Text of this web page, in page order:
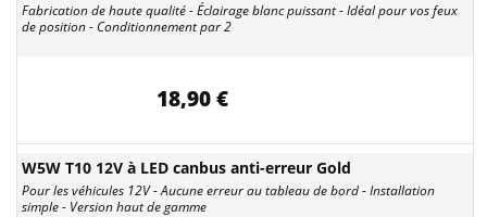
Fabrication de haute qualité - Éclairage blanc puissant - Idéal pour vos feux
de position - Conditionnement par 2
18,90 €
W5W T10 12V à LED canbus anti-erreur Gold
Pour les véhicules 12V - Aucune erreur au tableau de bord - Installation
simple - Version haut de gamme